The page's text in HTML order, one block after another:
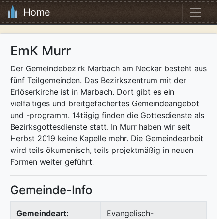
Home
EmK Murr
Der Gemeindebezirk Marbach am Neckar besteht aus
fünf Teilgemeinden. Das Bezirkszentrum mit der
Erlöserkirche ist in Marbach. Dort gibt es ein
vielfältiges und breitgefächertes Gemeindeangebot
und -programm. 14tägig finden die Gottesdienste als
Bezirksgottesdienste statt. In Murr haben wir seit
Herbst 2019 keine Kapelle mehr. Die Gemeindearbeit
wird teils ökumenisch, teils projektmäßig in neuen
Formen weiter geführt.
Gemeinde-Info
Gemeindeart:
Evangelisch-